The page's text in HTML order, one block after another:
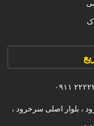
، بلوار اصلی سرخرود ،